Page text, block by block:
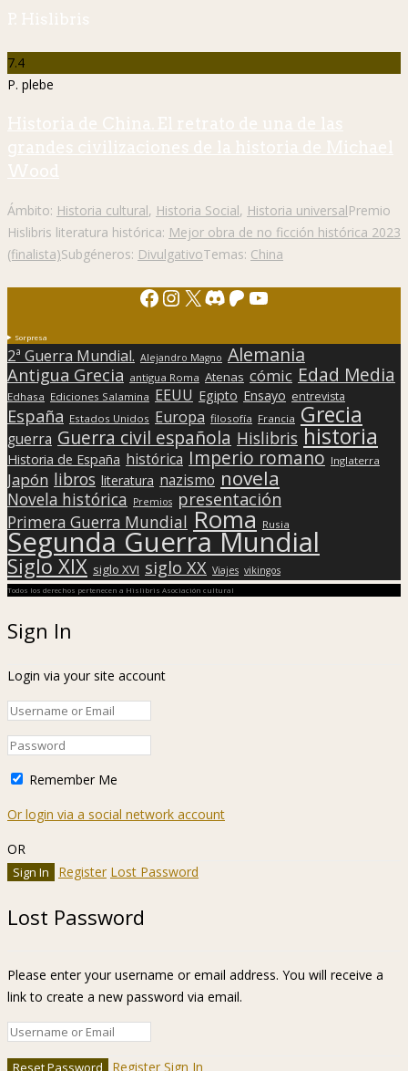
P. Hislibris
7.4
P. plebe
Historia de China. El retrato de una de las
grandes civilizaciones de la historia de Michael
Wood
Ámbito: Historia cultural, Historia Social, Historia universalPremio
Hislibris literatura histórica: Mejor obra de no ficción histórica 2023
(finalista)Subgéneros: DivulgativoTemas: China
Facebook
Instagram
X Discord
Patreon
YouTube
Sorpresa
2ª Guerra Mundial. Alejandro Magno Alemania
Antigua Grecia antigua Roma Atenas cómic Edad Media
Edhasa Ediciones Salamina EEUU Egipto Ensayo entrevista
España Estados Unidos Europa filosofía Francia Grecia
guerra Guerra civil española Hislibris historia
Historia de España histórica Imperio romano Inglaterra
Japón libros literatura nazismo novela
Novela histórica Premios presentación
Primera Guerra Mundial Roma Rusia
Segunda Guerra Mundial
Siglo XIX siglo XVI siglo XX Viajes vikingos
Todos los derechos pertenecen a Hislibris Asociación cultural
Sign In
Login via your site account
Remember Me
Or login via a social network account
OR
Register Lost Password
Lost Password
Please enter your username or email address. You will receive a
link to create a new password via email.
Register Sign In